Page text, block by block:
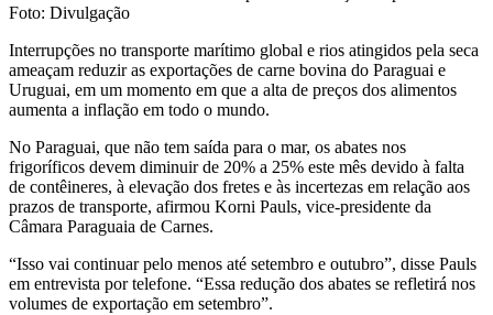
Foto: Divulgação
Interrupções no transporte marítimo global e rios atingidos pela seca
ameaçam reduzir as exportações de carne bovina do Paraguai e
Uruguai, em um momento em que a alta de preços dos alimentos
aumenta a inflação em todo o mundo.
No Paraguai, que não tem saída para o mar, os abates nos
frigoríficos devem diminuir de 20% a 25% este mês devido à falta
de contêineres, à elevação dos fretes e às incertezas em relação aos
prazos de transporte, afirmou Korni Pauls, vice-presidente da
Câmara Paraguaia de Carnes.
“Isso vai continuar pelo menos até setembro e outubro”, disse Pauls
em entrevista por telefone. “Essa redução dos abates se refletirá nos
volumes de exportação em setembro”.